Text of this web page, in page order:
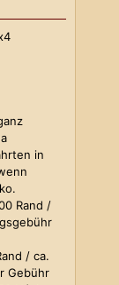
in
Rand /
/ ca.
Gebühr